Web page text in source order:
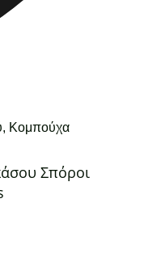
Κομπούχα
Σπόροι